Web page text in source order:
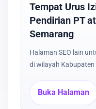
Tempat Urus
Pendirian PT
Semarang
Halaman SEO lain
di wilayah Kabupaten
Buka Halaman